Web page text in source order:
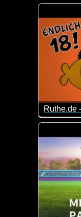
Simon's
Ruthe.de
Ja, mit